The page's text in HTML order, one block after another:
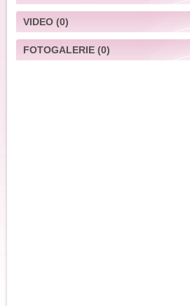
VIDEO(0)
FOTOGALERIE(0)